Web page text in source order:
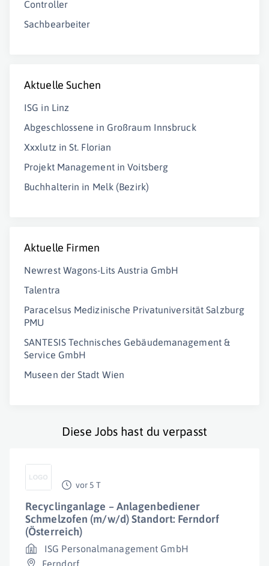
Controller
Sachbearbeiter
Aktuelle Suchen
ISG in Linz
Abgeschlossene in Großraum Innsbruck
Xxxlutz in St. Florian
Projekt Management in Voitsberg
Buchhalterin in Melk (Bezirk)
Aktuelle Firmen
Newrest Wagons-Lits Austria GmbH
Talentra
Paracelsus Medizinische Privatuniversität Salzburg
PMU
SANTESIS Technisches Gebäudemanagement &
Service GmbH
Museen der Stadt Wien
Diese Jobs hast du verpasst
vor 5 T
Recyclinganlage – Anlagenbediener
Schmelzofen (m/w/d) Standort: Ferndorf
(Österreich)
ISG Personalmanagement GmbH
Ferndorf